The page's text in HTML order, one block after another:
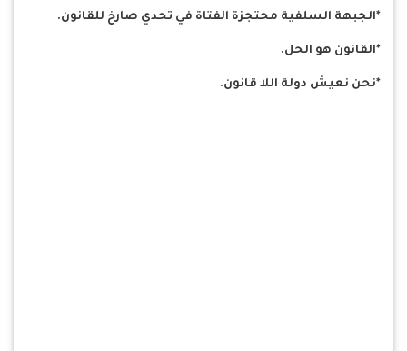
*الجبهة السلفية محتجزة الفتاة في تحدي صارخ للقانون.
*القانون هو الحل.
*نحن نعيش دولة اللا قانون.